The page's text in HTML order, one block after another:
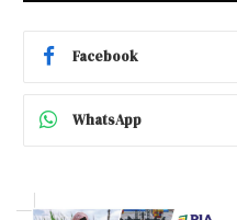
Facebook
WhatsApp